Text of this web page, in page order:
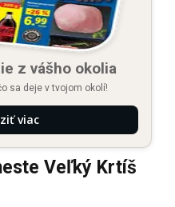
z vášho okolia
sa deje v tvojom okolí!
viac
Veľký Krtíš